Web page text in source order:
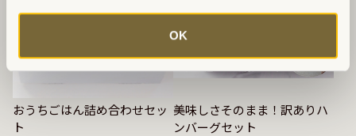
OK
おうちごはん詰め合わせセッ
ト
美味しさそのまま！訳ありハ
ンバーグセット